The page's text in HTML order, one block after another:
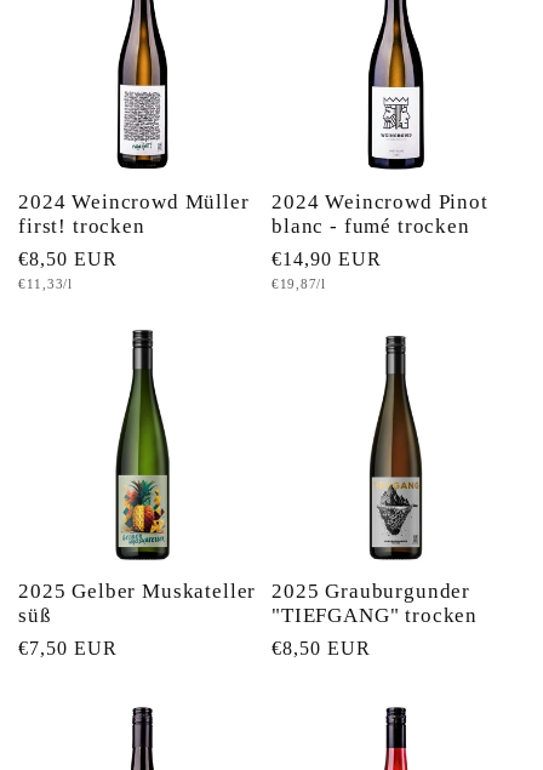
2024 Weincrowd Müller
first! trocken
Normaler
Preis
€8,50 EUR
Grundpreis
€11,33/l
2024 Weincrowd Pinot
blanc - fumé trocken
Normaler
Preis
€14,90 EUR
Grundpreis
€19,87/l
2025 Gelber Muskateller
süß
Normaler
€7,50 EUR
2025 Grauburgunder
"TIEFGANG" trocken
Normaler
€8,50 EUR